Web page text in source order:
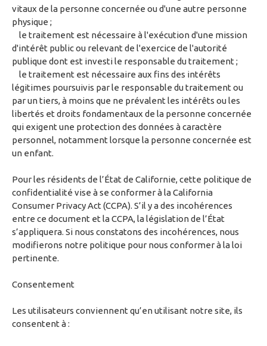
vitaux de la personne concernée ou d'une autre personne
physique ;
le traitement est nécessaire à l'exécution d'une mission
d'intérêt public ou relevant de l'exercice de l'autorité
publique dont est investi le responsable du traitement ;
le traitement est nécessaire aux fins des intérêts
légitimes poursuivis par le responsable du traitement ou
par un tiers, à moins que ne prévalent les intérêts ou les
libertés et droits fondamentaux de la personne concernée
qui exigent une protection des données à caractère
personnel, notamment lorsque la personne concernée est
un enfant.
Pour les résidents de l’État de Californie, cette politique de
confidentialité vise à se conformer à la California
Consumer Privacy Act (CCPA). S’il y a des incohérences
entre ce document et la CCPA, la législation de l’État
s’appliquera. Si nous constatons des incohérences, nous
modifierons notre politique pour nous conformer à la loi
pertinente.
Consentement
Les utilisateurs conviennent qu’en utilisant notre site, ils
consentent à :